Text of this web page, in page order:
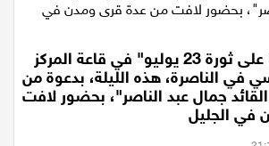
احتفالية "74 عاما على ثورة 23 يوليو" في قاعة المركز
في الناصرة، هذه الليلة، بدعوة من
جمال عبد الناصر"، بحضور لافت
الجليل